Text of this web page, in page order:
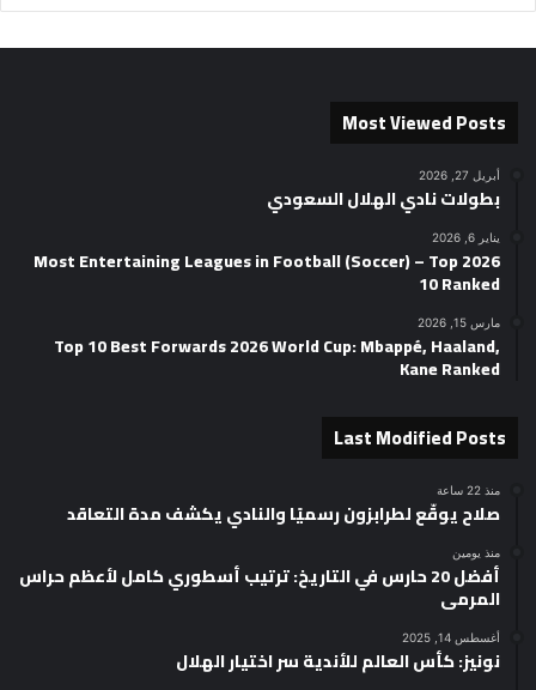
Most Viewed Posts
أبريل 27, 2026
بطولات نادي الهلال السعودي
يناير 6, 2026
2026 Most Entertaining Leagues in Football (Soccer) – Top
10 Ranked
مارس 15, 2026
Top 10 Best Forwards 2026 World Cup: Mbappé, Haaland,
Kane Ranked
Last Modified Posts
منذ 22 ساعة
صلاح يوقّع لطرابزون رسميًا والنادي يكشف مدة التعاقد
منذ يومين
أفضل 20 حارس في التاريخ: ترتيب أسطوري كامل لأعظم حراس
المرمى
أغسطس 14, 2025
نونيز: كأس العالم للأندية سر اختيار الهلال